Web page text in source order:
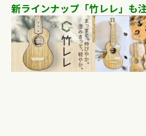
新ラインナップ「竹レレ」も